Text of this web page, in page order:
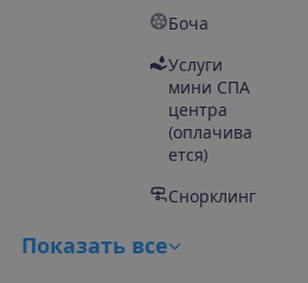
Боча
Услуги
мини СПА
центра
(оплачива
ется)
Снорклинг
Показать все